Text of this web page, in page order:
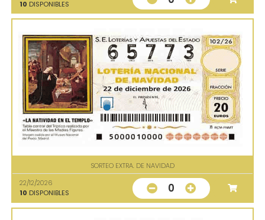
10 DISPONIBLES
SORTEO EXTRA. DE NAVIDAD
22/12/2026
10 DISPONIBLES 0